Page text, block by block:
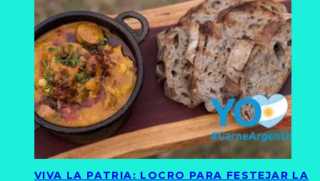
VIVA LA PATRIA: LOCRO PARA FESTEJAR LA